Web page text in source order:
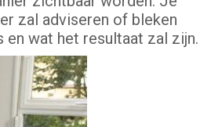
zal adviseren of bleken
wat het resultaat zal zijn.